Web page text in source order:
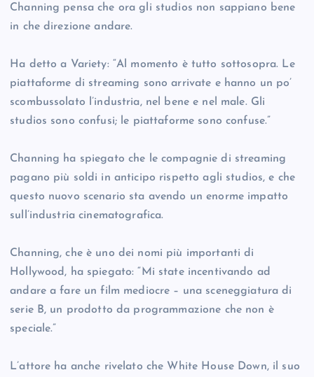
Channing pensa che ora gli studios non sappiano bene
in che direzione andare.
Ha detto a Variety: “Al momento è tutto sottosopra. Le
piattaforme di streaming sono arrivate e hanno un po’
scombussolato l’industria, nel bene e nel male. Gli
studios sono confusi; le piattaforme sono confuse.”
Channing ha spiegato che le compagnie di streaming
pagano più soldi in anticipo rispetto agli studios, e che
questo nuovo scenario sta avendo un enorme impatto
sull’industria cinematografica.
Channing, che è uno dei nomi più importanti di
Hollywood, ha spiegato: “Mi state incentivando ad
andare a fare un film mediocre – una sceneggiatura di
serie B, un prodotto da programmazione che non è
speciale.”
L’attore ha anche rivelato che White House Down, il suo